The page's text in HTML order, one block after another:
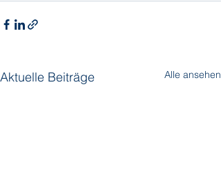
Aktuelle Beiträge Alle ansehen